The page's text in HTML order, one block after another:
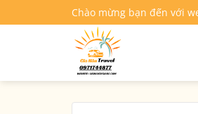
qua
Chào mừng bạn đến với